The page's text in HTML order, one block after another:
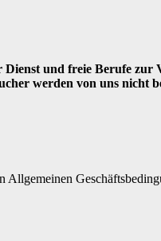
und freie Berufe zur
werden von uns nicht